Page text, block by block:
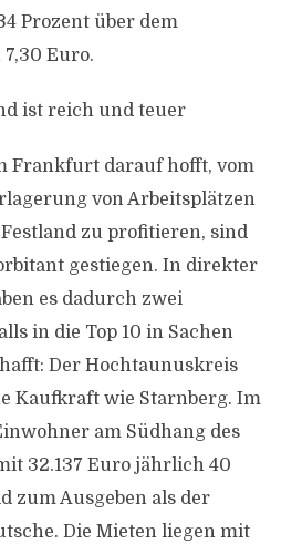
Prozent über dem
Euro.
ist reich und teuer
Frankfurt darauf hofft, vom
von Arbeitsplätzen
zu profitieren, sind
gestiegen. In direkter
es dadurch zwei
in die Top 10 in Sachen
Der Hochtaunuskreis
Kaufkraft wie Starnberg. Im
am Südhang des
32.137 Euro jährlich 40
zum Ausgeben als der
Die Mieten liegen mit